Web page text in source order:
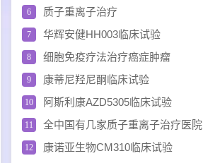
中国获批上市
6 质子重离子治疗
7 华辉安健HH003临床试验
8 细胞免疫疗法治疗癌症肿瘤
9 康蒂尼羟尼酮临床试验
10 阿斯利康AZD5305临床试验
11 全中国有几家质子重离子治疗医院
12 康诺亚生物CM310临床试验